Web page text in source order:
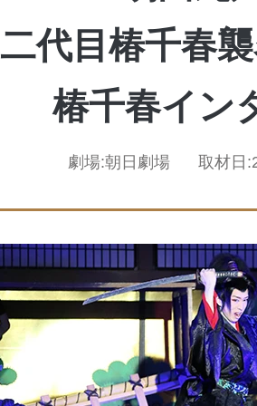
二代目椿千春
椿千春イン
劇場:朝日劇場 取材日: